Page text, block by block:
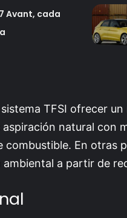
Avant, cada
TFSI ofrecer
natural con
combustible. En otras
a partir de